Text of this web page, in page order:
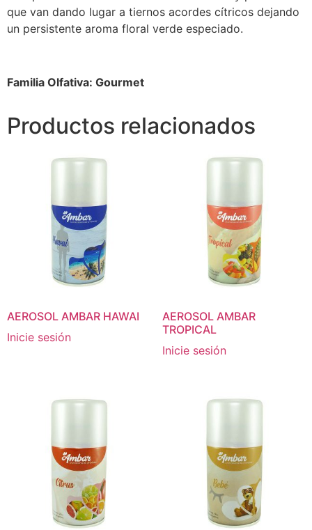
que van dando lugar a tiernos acordes cítricos dejando
un persistente aroma floral verde especiado.
Familia Olfativa: Gourmet
Productos relacionados
AEROSOL AMBAR HAWAI
Inicie sesión
AEROSOL AMBAR
TROPICAL
Inicie sesión